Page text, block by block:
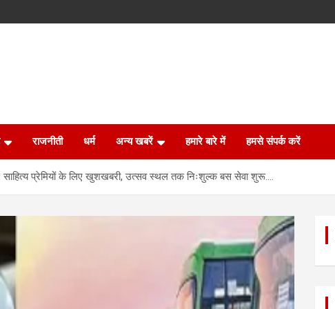
राजनीती धर्म अन्य खबरें हमारे बारे में हमसे संपर्क करें
साहित्य प्रेमियों के लिए खुशखबरी, उत्सव स्थल तक निःशुल्क बस सेवा शुरू….